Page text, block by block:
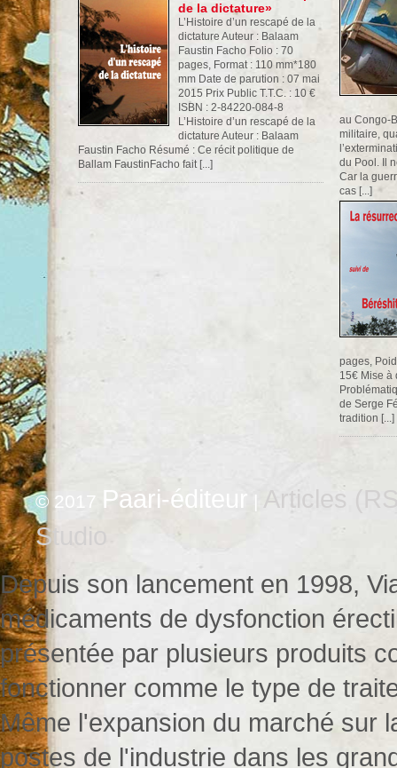
de la dictature»
L’Histoire d’un rescapé de la
dictature Auteur : Balaam
Faustin Facho Folio : 70
pages, Format : 110 mm*180
mm Date de parution : 07 mai
2015 Prix Public T.T.C. : 10 €
ISBN : 2-84220-084-8
L’Histoire d’un rescapé de la
dictature Auteur : Balaam
Faustin Facho Résumé : Ce récit politique de
Ballam FaustinFacho fait [...]
au Congo-
militaire,
du Pool. Il
Car la
cas [...]
pages,
15€ Mise à
de Serge
tradition [...]
© 2017 Paari-éditeur | Articles
Studio
Depuis son lancement en 1998,
médicaments de dysfonction
présentée par plusieurs produits
fonctionner comme le type de
Même l'expansion du marché sur
postes de l'industrie dans les